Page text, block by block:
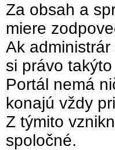
Za obsah a
miere
Ak
si právo
Portál nemá
konajú vždy
Z týmito
spoločné.